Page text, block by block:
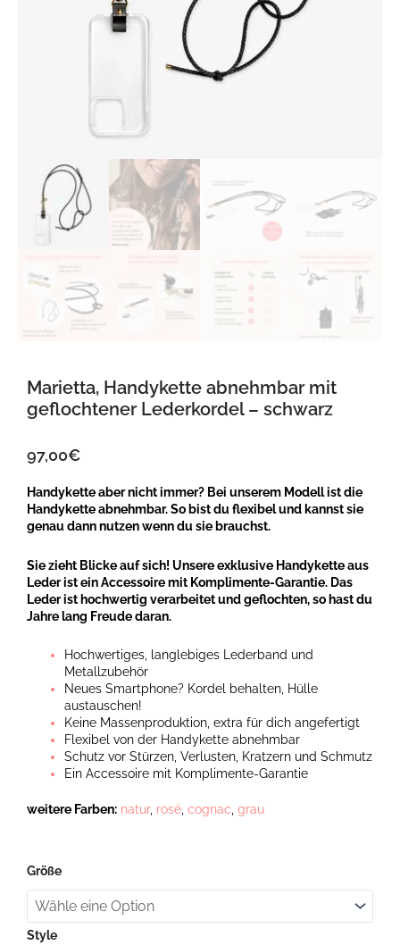
Marietta, Handykette abnehmbar mit
geflochtener Lederkordel – schwarz
97,00€
Handykette aber nicht immer? Bei unserem Modell ist die
Handykette abnehmbar. So bist du flexibel und kannst sie
genau dann nutzen wenn du sie brauchst.
Sie zieht Blicke auf sich! Unsere exklusive Handykette aus
Leder ist ein Accessoire mit Komplimente-Garantie. Das
Leder ist hochwertig verarbeitet und geflochten, so hast du
Jahre lang Freude daran.
Hochwertiges, langlebiges Lederband und
Metallzubehör
Neues Smartphone? Kordel behalten, Hülle
austauschen!
Keine Massenproduktion, extra für dich angefertigt
Flexibel von der Handykette abnehmbar
Schutz vor Stürzen, Verlusten, Kratzern und Schmutz
Ein Accessoire mit Komplimente-Garantie
weitere Farben: natur, rosé cognac grau
Größe
Style
Marietta,
abnehmbar
geflochtener